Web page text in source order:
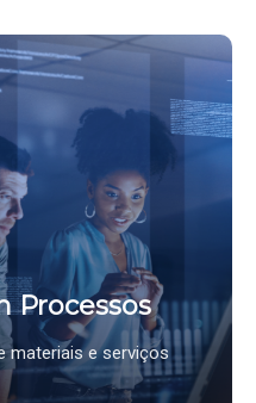
Processos
materiais e serviços